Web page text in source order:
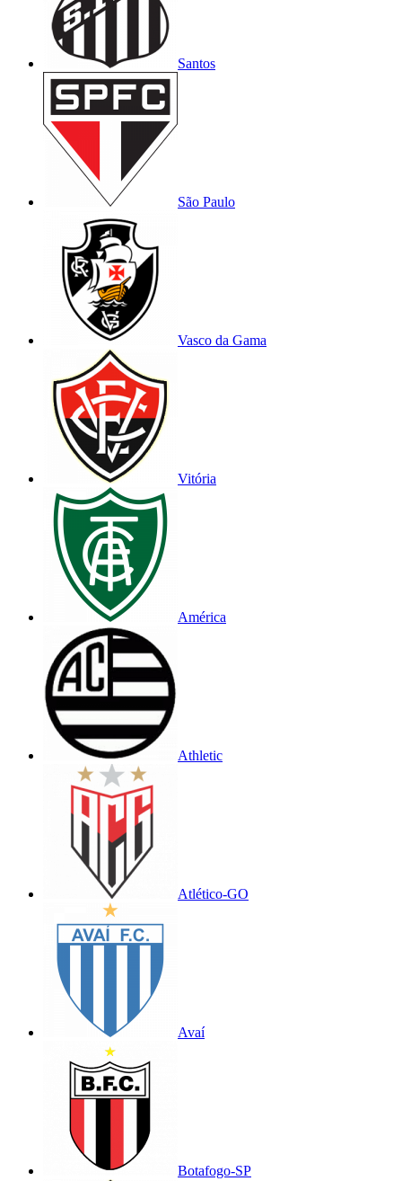
Santos
São Paulo
Vasco da Gama
Vitória
América
Athletic
Atlético-GO
Avaí
Botafogo-SP